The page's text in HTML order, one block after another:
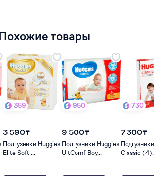
Похожие товары
359
3 590₸
Подгузники Huggies
Elite Soft ...
950
9 500₸
Подгузники Huggies
UltComf Boy...
730
7 300₸
Classic